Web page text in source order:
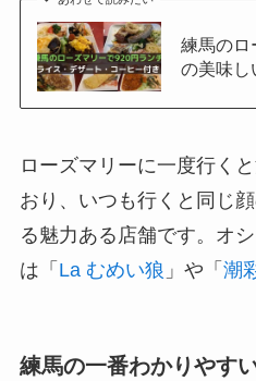
練馬のロ
の美味
ローズマリーに一度行く
おり、いつも行くと同じ
る魅力ある店舗です。オ
は「 La むめい狼 」や「 潮
練馬の一番わかりやす